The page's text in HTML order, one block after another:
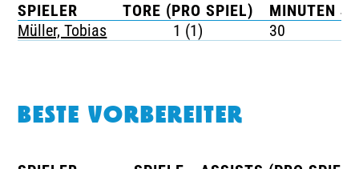
SPIELER TORE (PRO SPIEL)
MINUTEN
Müller, Tobias
1 (1) 30
BESTE VORBEREITER